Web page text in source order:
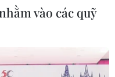
vào các quỹ